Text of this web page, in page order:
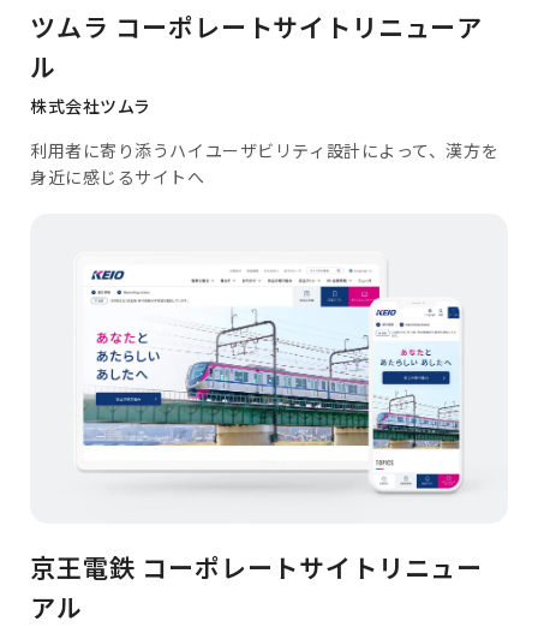
ツムラ コーポレートサイトリニューア
ル
株式会社ツムラ
利用者に寄り添うハイユーザビリティ設計によって、漢方を
身近に感じるサイトへ
京王電鉄 コーポレートサイトリニュー
アル